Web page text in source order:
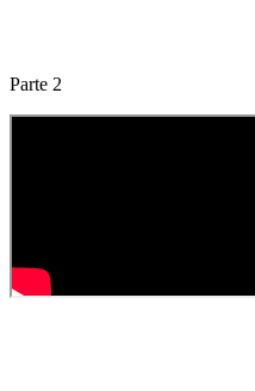
Parte 2